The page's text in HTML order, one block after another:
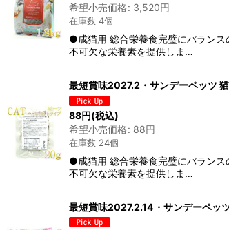
希望小売価格: 3,520円
在庫数 4個
●成猫用 総合栄養食完璧にバランス
不可欠な栄養素を提供しま…
最短賞味2027.2・サンデーペッツ
88円(税込)
希望小売価格: 88円
在庫数 24個
●成猫用 総合栄養食完璧にバランス
不可欠な栄養素を提供しま…
最短賞味2027.2.14・サンデーペッ